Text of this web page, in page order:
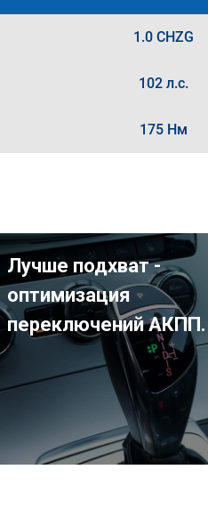
1.0 CHZG
102 л.с.
175 Нм
Лучше подхват -
оптимизация
переключений АКПП.